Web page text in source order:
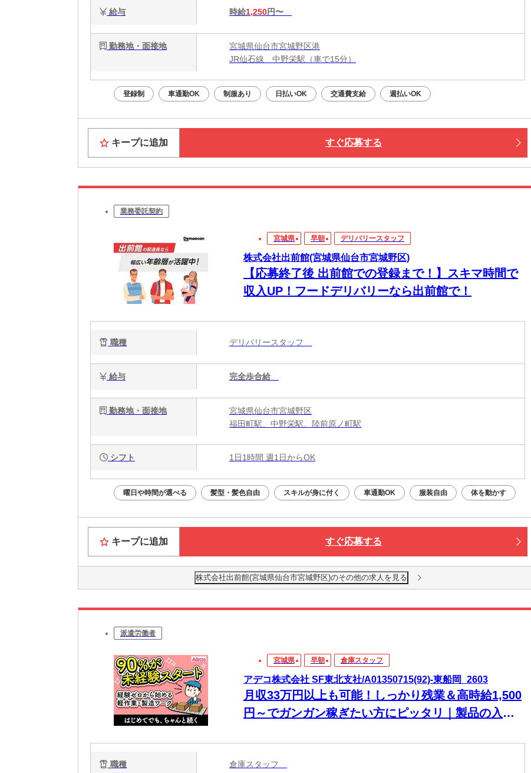
給与 時給1,250円〜
勤務地・面接地
宮城県仙台市宮城野区港
JR仙石線 中野栄駅（車で15分）
登録制 車通勤OK 制服あり 日払いOK 交通費支給 週払いOK
キープに追加 すぐ応募する
業務委託契約
宮城県 早朝 デリバリースタッフ
株式会社出前館(宮城県仙台市宮城野区)
【応募終了後 出前館での登録まで！】スキマ時間で
収入UP！フードデリバリーなら出前館で！
職種 デリバリースタッフ
給与 完全歩合給
勤務地・面接地
宮城県仙台市宮城野区
福田町駅、中野栄駅、陸前原ノ町駅
シフト 1日1時間 週1日からOK
曜日や時間が選べる 髪型・髪色自由 スキルが身に付く 車通勤OK 服装自由 体を動かす
キープに追加 すぐ応募する
株式会社出前館(宮城県仙台市宮城野区)のその他の求人を見る
派遣労働者
宮城県 早朝 倉庫スタッフ
アデコ株式会社 SF東北支社/A01350715(92)-東船岡_2603
月収33万円以上も可能！しっかり残業＆高時給1,500
円～でガンガン稼ぎたい方にピッタリ｜製品の入出
職種 倉庫スタッフ